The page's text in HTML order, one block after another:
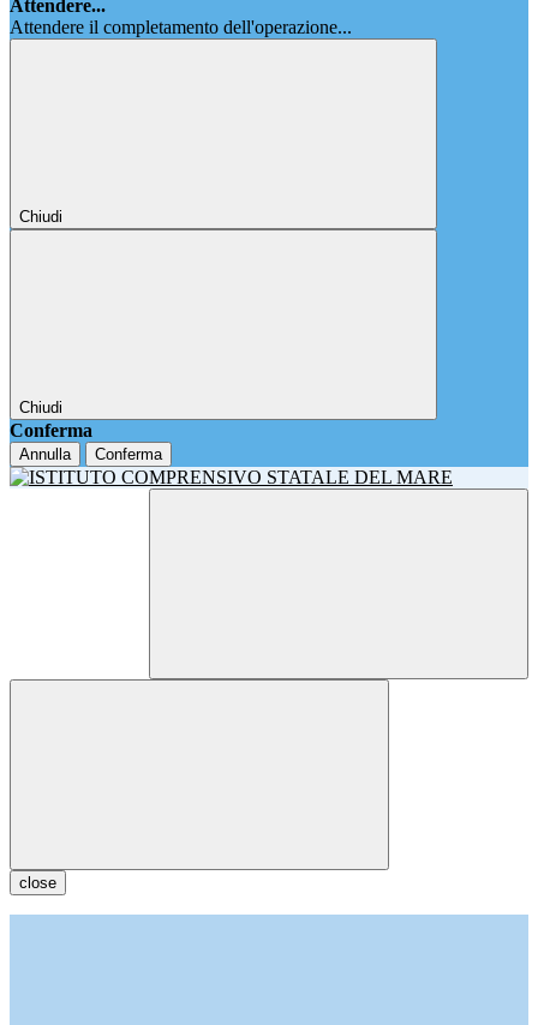
Attendere...
Attendere il completamento dell'operazione...
Chiudi
Chiudi
Conferma
Annulla Conferma
close